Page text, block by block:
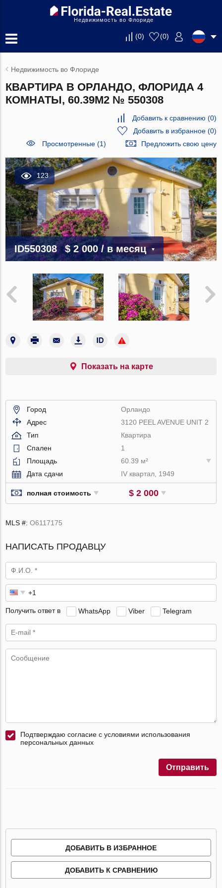
Недвижимость во Флориде
(0) (0)
Недвижимость во Флориде
КВАРТИРА В ОРЛАНДО, ФЛОРИДА 4
КОМНАТЫ, 60.39М2 № 550308
Добавить к сравнению (0)
Добавить в избранное(0)
Просмотренные (1)
Предложить свою цену
123
ID550308 $ 2 000/ в месяц
Показать на карте
Город
Орландо
Адрес
3120 PEEL AVENUE UNIT 2
Тип
Квартира
Спален
1
Площадь
60.39 м²
Дата сдачи
IV квартал, 1949
полная стоимость $ 2 000
MLS #:O6117175
НАПИСАТЬ ПРОДАВЦУ
Получить ответ в WhatsApp Viber Telegram
Подтверждаю согласие с условиями использования
персональных данных
Отправить
ДОБАВИТЬ В ИЗБРАННОЕ
ДОБАВИТЬ К СРАВНЕНИЮ